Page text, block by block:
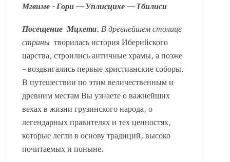
Мгвиме - Гори — Уплисцихе — Тбилиси
Посещение Мцхета. В древнейшем столице
страны творилась история Иберийского
царства, строились античные храмы, а позже
– воздвигались первые христианские соборы.
В путешествии по этим величественным и
древним местам Вы узнаете о важнейших
вехах в жизни грузинского народа, о
легендарных правителях и тех ценностях,
которые легли в основу традиций, высоко
почитаемых и поныне.